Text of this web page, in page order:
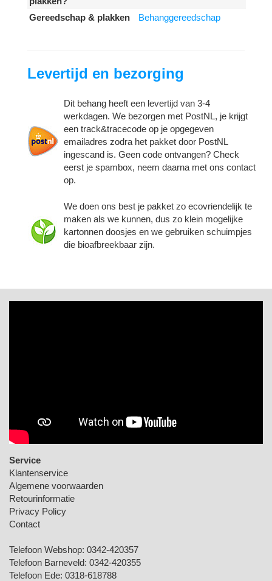
Gereedschap & plakken
Behanggereedschap
Levertijd en bezorging
Dit behang heeft een levertijd van 3-4
werkdagen. We bezorgen met PostNL, je krijgt
een track&tracecode op je opgegeven
emailadres zodra het pakket door PostNL
ingescand is. Geen code ontvangen? Check
eerst je spambox, neem daarna met ons contact
op.
We doen ons best je pakket zo ecovriendelijk te
maken als we kunnen, dus zo klein mogelijke
kartonnen doosjes en we gebruiken schuimpjes
die bioafbreekbaar zijn.
Service
Klantenservice
Algemene voorwaarden
Retourinformatie
Privacy Policy
Contact
Telefoon Webshop: 0342-420357
Telefoon Barneveld: 0342-420355
Telefoon Ede: 0318-618788